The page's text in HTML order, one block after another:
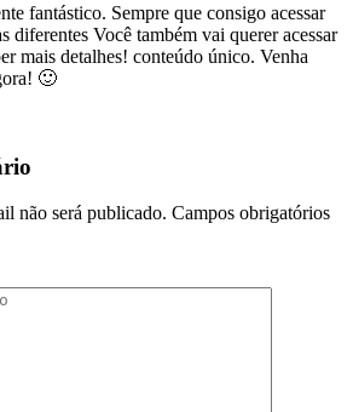
fantástico. Sempre que consigo acessar
diferentes Você também vai querer acessar
mais detalhes! conteúdo único. Venha
🙂
não será publicado. Campos obrigatórios